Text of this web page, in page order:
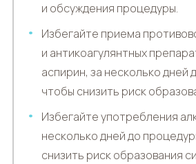
и обсуждения процедуры.
Избегайте приема
и антикоагулянтных
аспирин, за несколько дней
чтобы снизить риск
Избегайте употребления
несколько дней до
снизить риск образования